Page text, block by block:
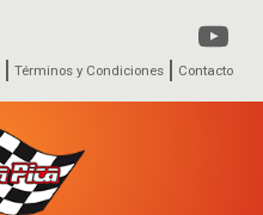
Términos y Condiciones Contacto